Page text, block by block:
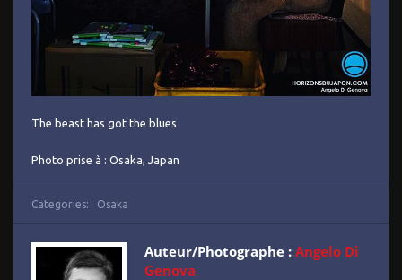
The beast has got the blues
Photo prise à : Osaka, Japan
Categories: Osaka
Auteur/Photographe : Angelo Di
Genova